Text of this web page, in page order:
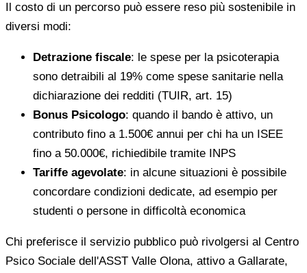
Il costo di un percorso può essere reso più sostenibile in
diversi modi:
Detrazione fiscale: le spese per la psicoterapia
sono detraibili al 19% come spese sanitarie nella
dichiarazione dei redditi (TUIR, art. 15)
Bonus Psicologo: quando il bando è attivo, un
contributo fino a 1.500€ annui per chi ha un ISEE
fino a 50.000€, richiedibile tramite INPS
Tariffe agevolate: in alcune situazioni è possibile
concordare condizioni dedicate, ad esempio per
studenti o persone in difficoltà economica
Chi preferisce il servizio pubblico può rivolgersi al Centro
Psico Sociale dell'ASST Valle Olona, attivo a Gallarate,